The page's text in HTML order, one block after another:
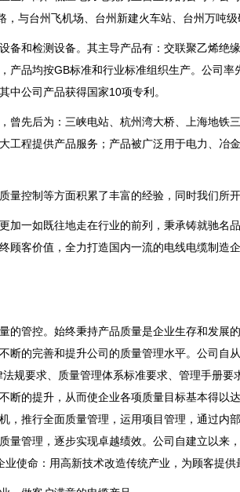
与台州飞机场、台州新建火车站、台州万吨级
备和检测设备。其主导产品有：交联聚乙烯绝
产品均按GB标准和行业标准组织生产。公司
中公司产品获得国家10项专利。
曾先后为：三峡电站、杭州湾大桥、上海地铁
工程提供产品服务；产品被广泛用于电力、冶
量控制等方面积累了丰富的经验，同时我们所
加一如既往地走在行业的前列，秉承铸就驰名
顾客价值，全力打造国内一流的电线电缆制造企
的管控。始终秉持产品质量是企业生存和发展
断的完善和提升公司的质量管理水平。公司自
规要求、质量管理体系标准要求、管理手册
断的提升，从而使企业各项质量目标基本得以
，推行全面质量管理，运用项目管理，通过内
量管理，逐步实现卓越绩效。公司自建立以来
使命：用高新技术改造传统产业，为顾客提供